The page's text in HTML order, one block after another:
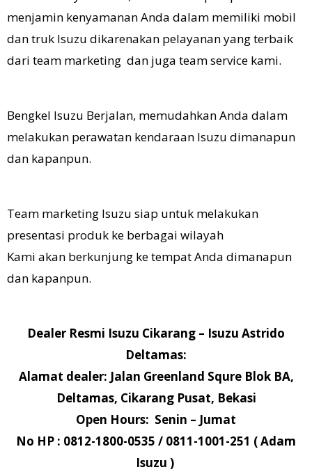
menjamin kenyamanan Anda dalam memiliki mobil
dan truk Isuzu dikarenakan pelayanan yang terbaik
dari team marketing dan juga team service kami.
Bengkel Isuzu Berjalan, memudahkan Anda dalam
melakukan perawatan kendaraan Isuzu dimanapun
dan kapanpun.
Team marketing Isuzu siap untuk melakukan
presentasi produk ke berbagai wilayah
Kami akan berkunjung ke tempat Anda dimanapun
dan kapanpun.
Dealer Resmi Isuzu Cikarang – Isuzu Astrido
Deltamas:
Alamat dealer: Jalan Greenland Squre Blok BA,
Deltamas, Cikarang Pusat, Bekasi
Open Hours: Senin – Jumat
No HP : 0812-1800-0535 / 0811-1001-251 ( Adam
Isuzu )